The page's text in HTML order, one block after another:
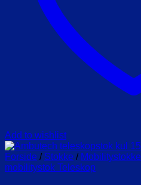
Add to wishlist
Forside / Stokke / Mobilitystokke
mobilitystok Teleskop